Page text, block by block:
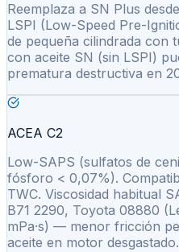
Reemplaza a SN Plus
LSPI (Low-Speed Pre-
de pequeña cilindrada con
con aceite SN (sin LSPI)
prematura destructiva en
ACEA C2
Low-SAPS (sulfatos de
fósforo < 0,07%).
TWC. Viscosidad habitual
B71 2290, Toyota 08880
mPa·s) — menor fricción
aceite en motor desgastado.